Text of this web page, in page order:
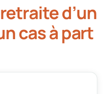
d’un
cas à part